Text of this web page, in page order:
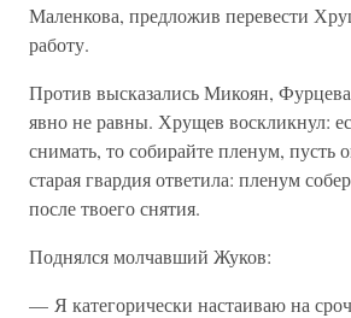
Маленкова, предложив перевести
работу.
Против высказались Микоян,
явно не равны. Хрущев воскликнул:
снимать, то собирайте пленум, пусть
старая гвардия ответила: пленум
после твоего снятия.
Поднялся молчавший Жуков:
— Я категорически настаиваю на